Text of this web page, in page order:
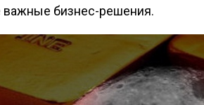
важные бизнес-решения.